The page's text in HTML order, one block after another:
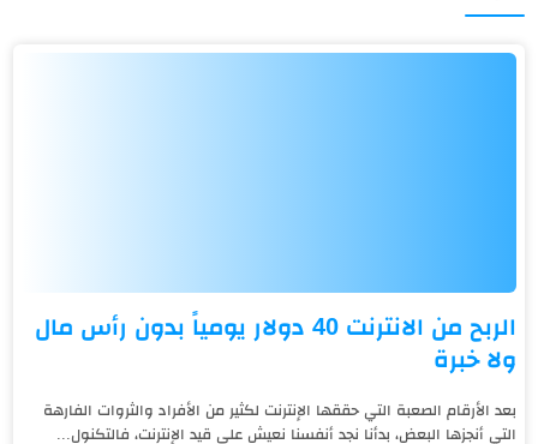
الربح من الانترنت 40 دولار يومياً بدون رأس مال
ولا خبرة
بعد الأرقام الصعبة التي حققها الإنترنت لكثير من الأفراد والثروات الفارهة
التي أنجزها البعض، بدأنا نجد أنفسنا نعيش على قيد الإنترنت، فالتكنول...